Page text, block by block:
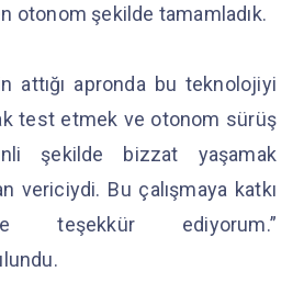
otonom şekilde tamamladık.
attığı apronda bu teknolojiyi
test etmek ve otonom sürüş
şekilde bizzat yaşamak
vericiydi. Bu çalışmaya katkı
teşekkür ediyorum.”